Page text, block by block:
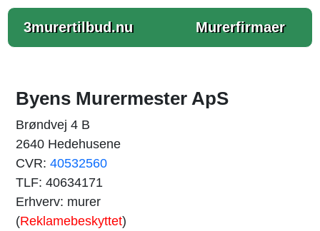
3murertilbud.nu Murerfirmaer
Byens Murermester ApS
Brøndvej 4 B
2640 Hedehusene
CVR: 40532560
TLF: 40634171
Erhverv: murer
(Reklamebeskyttet)